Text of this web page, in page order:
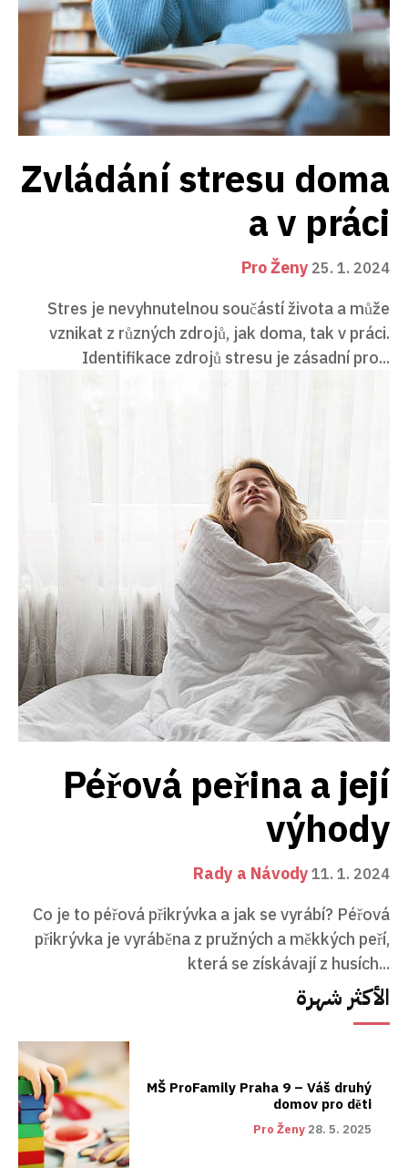
Zvládání stresu doma
a v práci
Pro Ženy 25. 1. 2024
Stres je nevyhnutelnou součástí života a může
vznikat z různých zdrojů, jak doma, tak v práci.
Identifikace zdrojů stresu je zásadní pro...
Péřová peřina a její
výhody
Rady a Návody11. 1. 2024
Co je to péřová přikrývka a jak se vyrábí? Péřová
přikrývka je vyráběna z pružných a měkkých peří,
která se získávají z husích...
الأكثر شهرة
MŠ ProFamily Praha 9 – Váš druhý
domov pro děti
Pro Ženy 28. 5. 2025